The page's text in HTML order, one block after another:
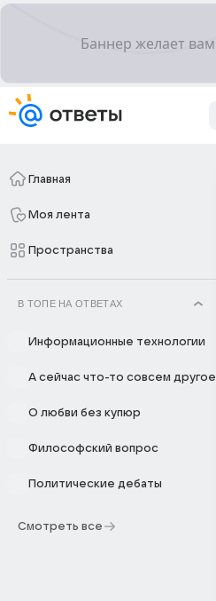
Главная
Моя лента
Пространства
В ТОПЕ НА ОТВЕТАХ
Информационные технологии
А сейчас что-то совсем другое
О любви без купюр
Философский вопрос
Политические дебаты
Смотреть все